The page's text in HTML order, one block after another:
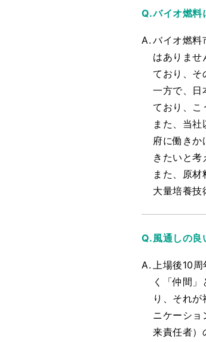
バイオ燃料
バイオ燃料
はありませ
ており、そ
一方で、日
ており、こ
また、当
府に働きか
きたいと考
また、原
大量培養技
風通しの良
上場後10
く「仲間
り、それ
ニケーショ
来責任者）